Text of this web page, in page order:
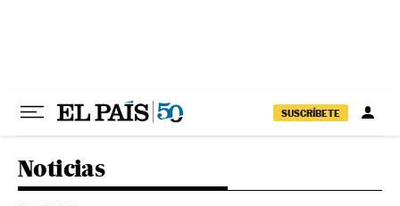
SUSCRÍBETE
Noticias